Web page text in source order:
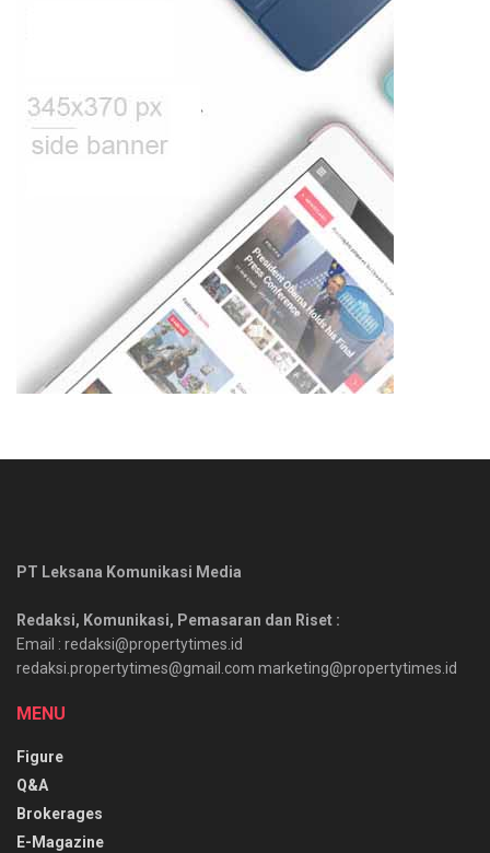
PT Leksana Komunikasi Media
Redaksi, Komunikasi, Pemasaran dan Riset :
Email : redaksi@propertytimes.id
redaksi.propertytimes@gmail.com marketing@propertytimes.id
MENU
Figure
Q&A
Brokerages
E-Magazine